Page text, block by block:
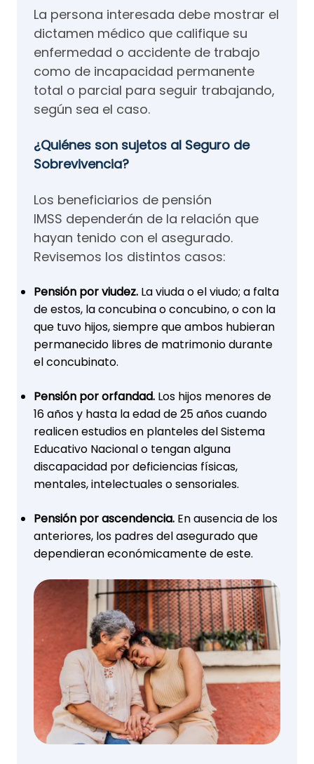
La persona interesada debe mostrar el
dictamen médico que califique su
enfermedad o accidente de trabajo
como de incapacidad permanente
total o parcial para seguir trabajando,
según sea el caso.
¿Quiénes son sujetos al Seguro de
Sobrevivencia?
Los beneficiarios de pensión
IMSS dependerán de la relación que
hayan tenido con el asegurado.
Revisemos los distintos casos:
Pensión por viudez. La viuda o el viudo; a falta
de estos, la concubina o concubino, o con la
que tuvo hijos, siempre que ambos hubieran
permanecido libres de matrimonio durante
el concubinato.
Pensión por orfandad. Los hijos menores de
16 años y hasta la edad de 25 años cuando
realicen estudios en planteles del Sistema
Educativo Nacional o tengan alguna
discapacidad por deficiencias físicas,
mentales, intelectuales o sensoriales.
Pensión por ascendencia. En ausencia de los
anteriores, los padres del asegurado que
dependieran económicamente de este.